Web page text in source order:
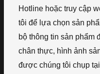
Hotline hoặc truy cập
tôi để lựa chọn sản
bộ thông tin sản phẩm
chân thực, hình ảnh
được chúng tôi chụp